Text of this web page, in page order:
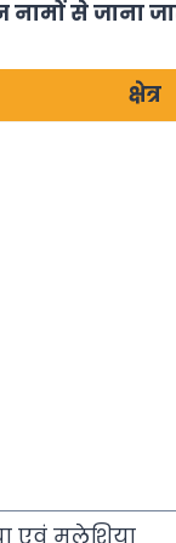
नामों से जाना
क्षेत्र
एवं मलेशिया